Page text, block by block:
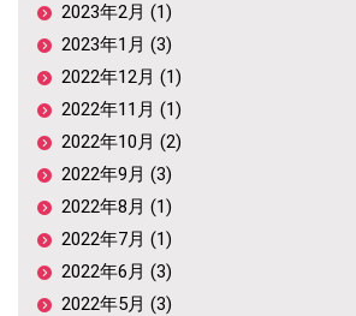
2023年2月 (1)
2023年1月 (3)
2022年12月 (1)
2022年11月 (1)
2022年10月 (2)
2022年9月 (3)
2022年8月 (1)
2022年7月 (1)
2022年6月 (3)
2022年5月 (3)